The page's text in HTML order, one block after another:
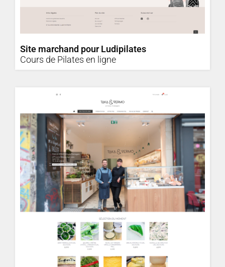
Site marchand pour Ludipilates
Cours de Pilates en ligne